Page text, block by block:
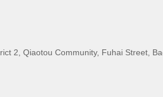
2, Qiaotou Community, Fuhai Street,